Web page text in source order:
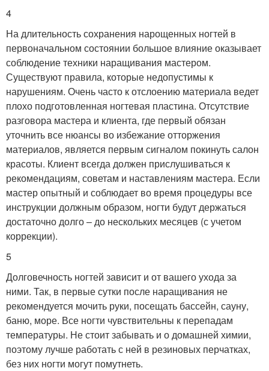
4
На длительность сохранения нарощенных ногтей в
первоначальном состоянии большое влияние оказывает
соблюдение техники наращивания мастером.
Существуют правила, которые недопустимы к
нарушениям. Очень часто к отслоению материала ведет
плохо подготовленная ногтевая пластина. Отсутствие
разговора мастера и клиента, где первый обязан
уточнить все нюансы во избежание отторжения
материалов, является первым сигналом покинуть салон
красоты. Клиент всегда должен прислушиваться к
рекомендациям, советам и наставлениям мастера. Если
мастер опытный и соблюдает во время процедуры все
инструкции должным образом, ногти будут держаться
достаточно долго – до нескольких месяцев (с учетом
коррекции).
5
Долговечность ногтей зависит и от вашего ухода за
ними. Так, в первые сутки после наращивания не
рекомендуется мочить руки, посещать бассейн, сауну,
баню, море. Все ногти чувствительны к перепадам
температуры. Не стоит забывать и о домашней химии,
поэтому лучше работать с ней в резиновых перчатках,
без них ногти могут помутнеть.